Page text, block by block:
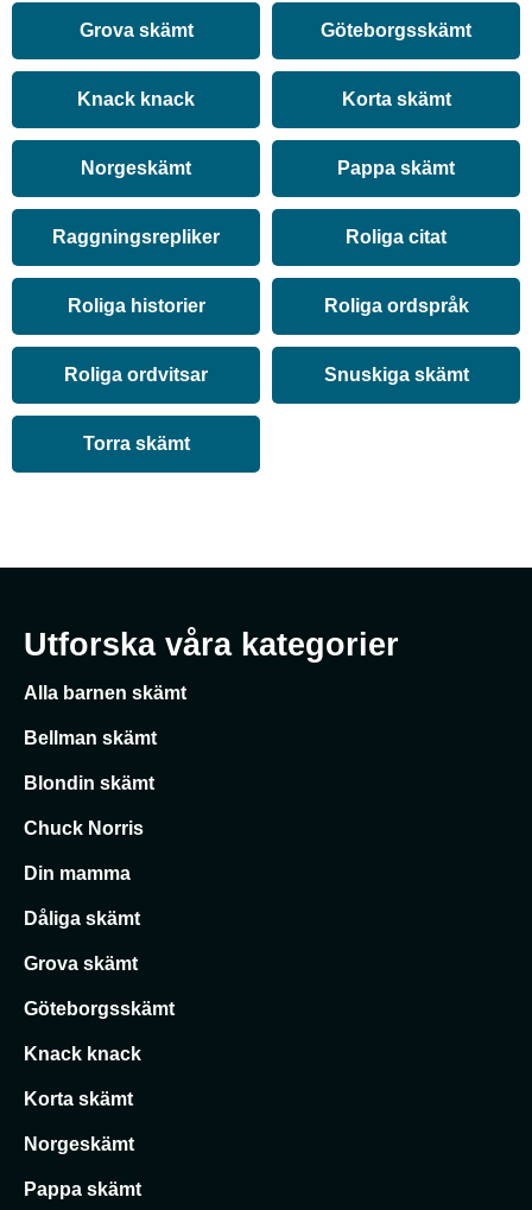
Grova skämt Göteborgsskämt
Knack knack Korta skämt
Norgeskämt Pappa skämt
Raggningsrepliker Roliga citat
Roliga historier Roliga ordspråk
Roliga ordvitsar Snuskiga skämt
Torra skämt
Utforska våra kategorier
Alla barnen skämt
Bellman skämt
Blondin skämt
Chuck Norris
Din mamma
Dåliga skämt
Grova skämt
Göteborgsskämt
Knack knack
Korta skämt
Norgeskämt
Pappa skämt